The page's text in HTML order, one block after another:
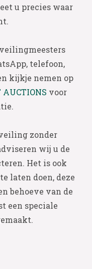
u precies waar
telefoon,
kijkje nemen op
voor
zonder
wij u de
Het is ook
laten doen, deze
behoeve van de
een speciale